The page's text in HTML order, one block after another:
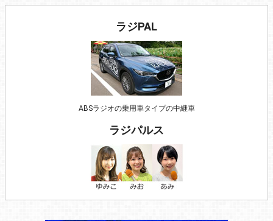
ラジPAL
ABSラジオの乗用車タイプの中継車
ラジパルス